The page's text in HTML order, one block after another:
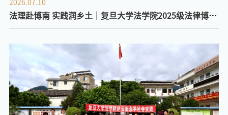
2026.07.10
法理赴博南 实践润乡土｜复旦大学法学院2025级法律博士
师生赴云南永平开展调研实践